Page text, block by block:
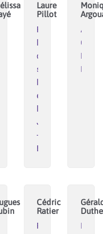
Laure
Pillot
Pôle
ligérien
d'études
sur
l'Enfance
et
la
Jeunesse
-
EnJeux
ATD
Quart
Monde
Brest
Cédric
Ratier
Fonds
La